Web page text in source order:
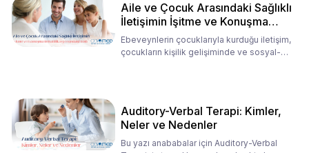
Aile ve Çocuk Arasındaki Sağlıklı
İletişimin İşitme ve Konuşma
Rehabilitasyonundaki Rolü
Ebeveynlerin çocuklarıyla kurduğu iletişim,
çocukların kişilik gelişiminde ve sosyal-
Auditory-Verbal Terapi: Kimler,
Neler ve Nedenler
Bu yazı anababalar için Auditory-Verbal